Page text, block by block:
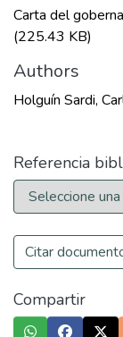
Carta del
(225.43 KB)
Authors
Holguín Sardi,
Referencia
Citar
Compartir